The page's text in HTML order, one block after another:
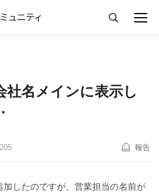
Ideas
社名メインに表示し
報告
加したのですが、営業担当の名前が